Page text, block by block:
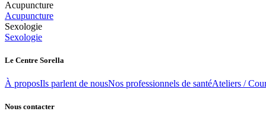
Acupuncture
Acupuncture
Sexologie
Sexologie
Le Centre Sorella
À proposIls parlent de nousNos professionnels de santéAteliers /
Nous contacter